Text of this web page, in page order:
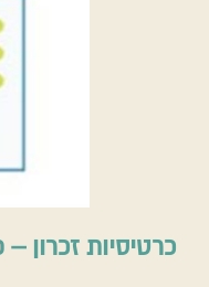
כרטיסיות זכרון